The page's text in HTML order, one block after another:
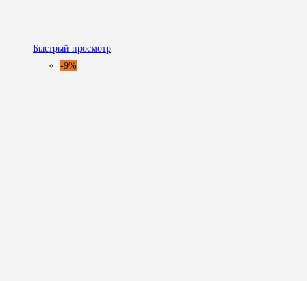
Быстрый просмотр
-9%